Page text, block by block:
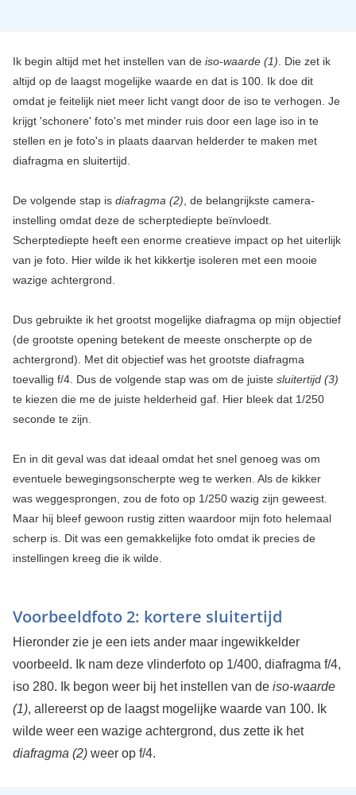
Ik begin altijd met het instellen van de iso-waarde (1) . Die zet ik
altijd op de laagst mogelijke waarde en dat is 100. Ik doe dit
omdat je feitelijk niet meer licht vangt door de iso te verhogen. Je
krijgt 'schonere' foto's met minder ruis door een lage iso in te
stellen en je foto's in plaats daarvan helderder te maken met
diafragma en sluitertijd.
De volgende stap is diafragma (2) , de belangrijkste camera-
instelling omdat deze de scherptediepte beïnvloedt.
Scherptediepte heeft een enorme creatieve impact op het uiterlijk
van je foto. Hier wilde ik het kikkertje isoleren met een mooie
wazige achtergrond.
Dus gebruikte ik het grootst mogelijke diafragma op mijn objectief
(de grootste opening betekent de meeste onscherpte op de
achtergrond). Met dit objectief was het grootste diafragma
toevallig f/4. Dus de volgende stap was om de juiste sluitertijd (3)
te kiezen die me de juiste helderheid gaf. Hier bleek dat 1/250
seconde te zijn.
En in dit geval was dat ideaal omdat het snel genoeg was om
eventuele bewegingsonscherpte weg te werken. Als de kikker
was weggesprongen, zou de foto op 1/250 wazig zijn geweest.
Maar hij bleef gewoon rustig zitten waardoor mijn foto helemaal
scherp is. Dit was een gemakkelijke foto omdat ik precies de
instellingen kreeg die ik wilde.
Voorbeeldfoto 2: kortere sluitertijd
Hieronder zie je een iets ander maar ingewikkelder
voorbeeld. Ik nam deze vlinderfoto op 1/400, diafragma f/4,
iso 280. Ik begon weer bij het instellen van de iso-waarde
(1), allereerst op de laagst mogelijke waarde van 100. Ik
wilde weer een wazige achtergrond, dus zette ik het
diafragma (2)weer op f/4.